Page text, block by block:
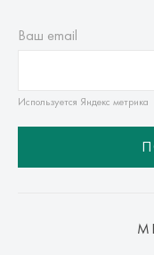
Ваш email
Используется Яндекс метрика